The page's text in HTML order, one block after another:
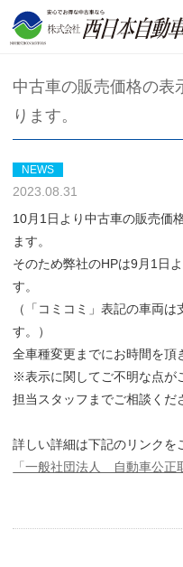
中古車の販売価格の表
ります。
NEWS
2023.08.31
10月1日より中古車の販売価
ます。
そのため弊社のHPは9月1日
す。
（「コミコミ」表記の車両
す。）
全車種変更までにお時間を頂
※表示に関してご不明な点が
担当スタッフまでご相談くだ
詳しい詳細は下記のリンクを
「一般社団法人 自動車公正